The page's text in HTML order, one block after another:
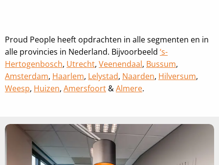
Proud People heeft opdrachten in alle segmenten en in
alle provincies in Nederland. Bijvoorbeeld ‘s-
Hertogenbosch, Utrecht, Veenendaal, Bussum,
Amsterdam, Haarlem, Lelystad, Naarden, Hilversum,
Weesp, Huizen, Amersfoort &Almere.